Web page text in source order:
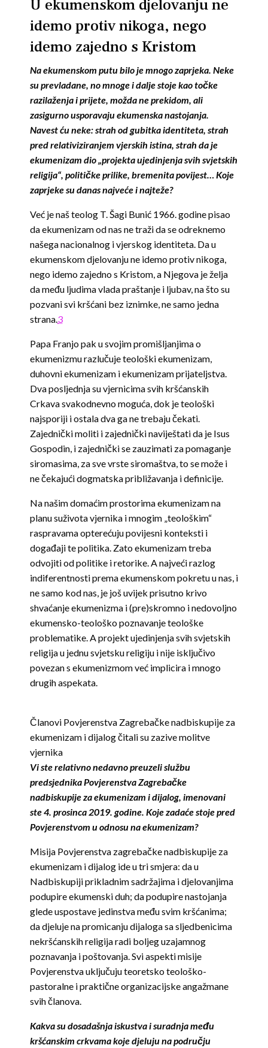
U ekumenskom djelovanju ne
idemo protiv nikoga, nego
idemo zajedno s Kristom
Na ekumenskom putu bilo je mnogo zaprjeka. Neke
su prevladane, no mnoge i dalje stoje kao točke
razilaženja i prijete, možda ne prekidom, ali
zasigurno usporavaju ekumenska nastojanja.
Navest ću neke: strah od gubitka identiteta, strah
pred relativiziranjem vjerskih istina, strah da je
ekumenizam dio „projekta ujedinjenja svih svjetskih
religija“, političke prilike, bremenita povijest… Koje
zaprjeke su danas najveće i najteže?
Već je naš teolog T. Šagi Bunić 1966. godine pisao
da ekumenizam od nas ne traži da se odreknemo
našega nacionalnog i vjerskog identiteta. Da u
ekumenskom djelovanju ne idemo protiv nikoga,
nego idemo zajedno s Kristom, a Njegova je želja
da među ljudima vlada praštanje i ljubav, na što su
pozvani svi kršćani bez iznimke, ne samo jedna
strana.3
Papa Franjo pak u svojim promišljanjima o
ekumenizmu razlučuje teološki ekumenizam,
duhovni ekumenizam i ekumenizam prijateljstva.
Dva posljednja su vjernicima svih kršćanskih
Crkava svakodnevno moguća, dok je teološki
najsporiji i ostala dva ga ne trebaju čekati.
Zajednički moliti i zajednički naviještati da je Isus
Gospodin, i zajednički se zauzimati za pomaganje
siromasima, za sve vrste siromaštva, to se može i
ne čekajući dogmatska približavanja i definicije.
Na našim domaćim prostorima ekumenizam na
planu suživota vjernika i mnogim „teološkim“
raspravama opterećuju povijesni konteksti i
događaji te politika. Zato ekumenizam treba
odvojiti od politike i retorike. A najveći razlog
indiferentnosti prema ekumenskom pokretu u nas, i
ne samo kod nas, je još uvijek prisutno krivo
shvaćanje ekumenizma i (pre)skromno i nedovoljno
ekumensko-teološko poznavanje teološke
problematike. A projekt ujedinjenja svih svjetskih
religija u jednu svjetsku religiju i nije isključivo
povezan s ekumenizmom već implicira i mnogo
drugih aspekata.
Članovi Povjerenstva Zagrebačke nadbiskupije za
ekumenizam i dijalog čitali su zazive molitve
vjernika
Vi ste relativno nedavno preuzeli službu
predsjednika Povjerenstva Zagrebačke
nadbiskupije za ekumenizam i dijalog, imenovani
ste 4. prosinca 2019. godine. Koje zadaće stoje pred
Povjerenstvom u odnosu na ekumenizam?
Misija Povjerenstva zagrebačke nadbiskupije za
ekumenizam i dijalog ide u tri smjera: da u
Nadbiskupiji prikladnim sadržajima i djelovanjima
podupire ekumenski duh; da podupire nastojanja
glede uspostave jedinstva među svim kršćanima;
da djeluje na promicanju dijaloga sa sljedbenicima
nekršćanskih religija radi boljeg uzajamnog
poznavanja i poštovanja. Svi aspekti misije
Povjerenstva uključuju teoretsko teološko-
pastoralne i praktične organizacijske angažmane
svih članova.
Kakva su dosadašnja iskustva i suradnja među
kršćanskim crkvama koje djeluju na području